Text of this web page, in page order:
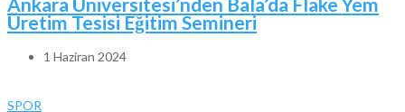
Üretim Tesisi Eğitim Semineri
1 Haziran 2024
SPOR